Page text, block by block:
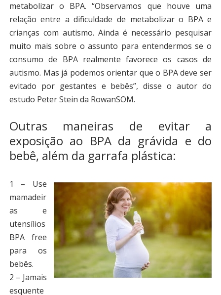
metabolizar o BPA. “Observamos que houve uma
relação entre a dificuldade de metabolizar o BPA e
crianças com autismo. Ainda é necessário pesquisar
muito mais sobre o assunto para entendermos se o
consumo de BPA realmente favorece os casos de
autismo. Mas já podemos orientar que o BPA deve ser
evitado por gestantes e bebês”, disse o autor do
estudo Peter Stein da RowanSOM.
Outras maneiras de evitar a
exposição ao BPA da grávida e do
bebê, além da garrafa plástica:
1 – Use
mamadeir
as e
utensílios
BPA free
para os
bebês.
2 – Jamais
esquente